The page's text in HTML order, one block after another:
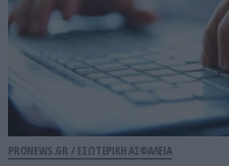
PRONEWS.GR / ΕΣΩΤΕΡΙΚΗ ΑΣΦΑΛΕΙΑ